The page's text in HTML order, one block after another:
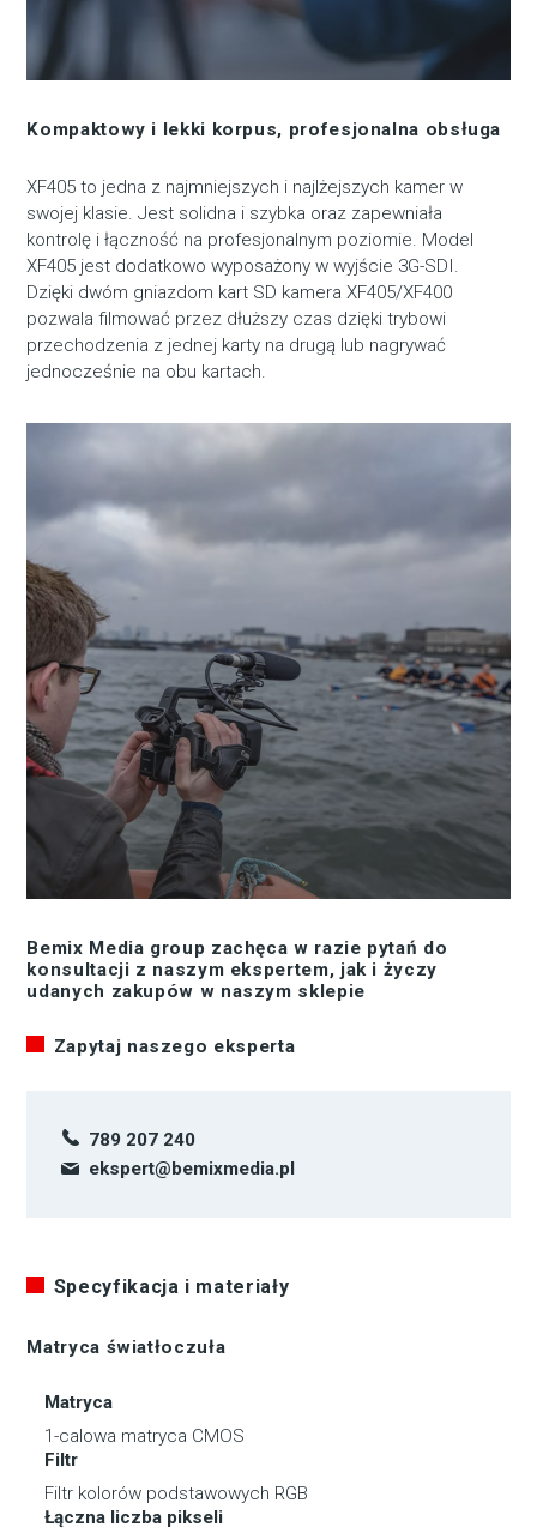
Kompaktowy i lekki korpus, profesjonalna obsługa
XF405 to jedna z najmniejszych i najlżejszych kamer w
swojej klasie. Jest solidna i szybka oraz zapewniała
kontrolę i łączność na profesjonalnym poziomie. Model
XF405 jest dodatkowo wyposażony w wyjście 3G-SDI.
Dzięki dwóm gniazdom kart SD kamera XF405/XF400
pozwala filmować przez dłuższy czas dzięki trybowi
przechodzenia z jednej karty na drugą lub nagrywać
jednocześnie na obu kartach.
Bemix Media group zachęca w razie pytań do
konsultacji z naszym ekspertem, jak i życzy
udanych zakupów w naszym sklepie
Zapytaj naszego eksperta
789 207 240
ekspert@bemixmedia.pl
Specyfikacja i materiały
Matryca światłoczuła
Matryca
1-calowa matryca CMOS
Filtr
Filtr kolorów podstawowych RGB
Łączna liczba pikseli